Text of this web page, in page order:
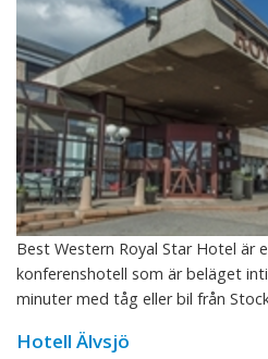
Best Western Royal Star Hotel är
konferenshotell som är beläget
minuter med tåg eller bil från
Hotell Älvsjö